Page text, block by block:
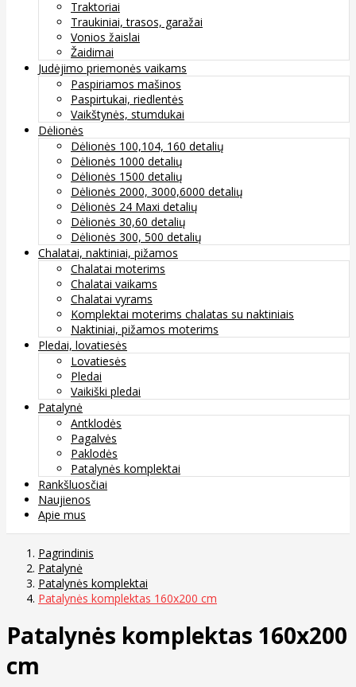
Traktoriai
Traukiniai, trasos, garažai
Vonios žaislai
Žaidimai
Judėjimo priemonės vaikams
Paspiriamos mašinos
Paspirtukai, riedlentės
Vaikštynės, stumdukai
Dėlionės
Dėlionės 100,104, 160 detalių
Dėlionės 1000 detalių
Dėlionės 1500 detalių
Dėlionės 2000, 3000,6000 detalių
Dėlionės 24 Maxi detalių
Dėlionės 30,60 detalių
Dėlionės 300, 500 detalių
Chalatai, naktiniai, pižamos
Chalatai moterims
Chalatai vaikams
Chalatai vyrams
Komplektai moterims chalatas su naktiniais
Naktiniai, pižamos moterims
Pledai, lovatiesės
Lovatiesės
Pledai
Vaikiški pledai
Patalynė
Antklodės
Pagalvės
Paklodės
Patalynės komplektai
Rankšluosčiai
Naujienos
Apie mus
Pagrindinis
Patalynė
Patalynės komplektai
Patalynės komplektas 160x200 cm
Patalynės komplektas 160x200
cm